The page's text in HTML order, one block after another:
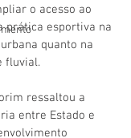
o acesso ao
prática esportiva na
quanto na
fluvial.
ressaltou a
entre Estado e